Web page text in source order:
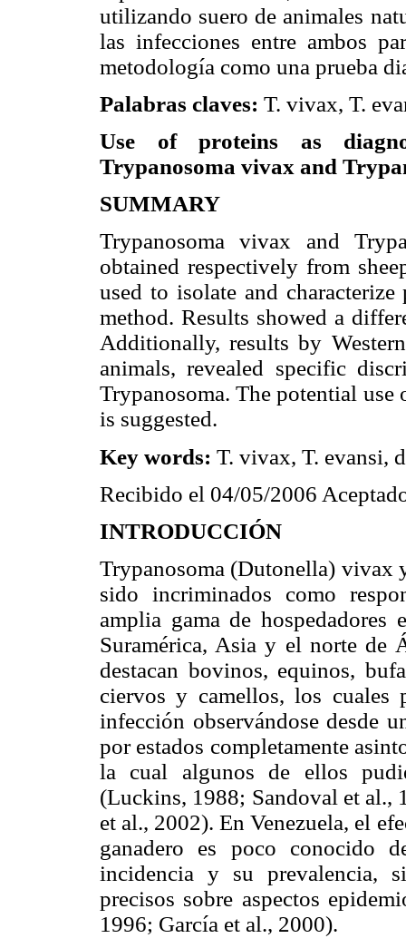
utilizando suero de animales
las infecciones entre ambos
metodología como una prueba
Palabras claves: T. vivax, T.
Use of proteins as
Trypanosoma vivax and
SUMMARY
Trypanosoma vivax and
obtained respectively from
used to isolate and
method. Results showed a
Additionally, results by
animals, revealed specific
Trypanosoma. The potential
is suggested.
Key words: T. vivax, T. evansi,
Recibido el 04/05/2006
INTRODUCCIÓN
Trypanosoma (Dutonella) vivax
sido incriminados como
amplia gama de hospedadores
Suramérica, Asia y el norte de
destacan bovinos, equinos,
ciervos y camellos, los cuales
infección observándose desde
por estados completamente
la cual algunos de ellos
(Luckins, 1988; Sandoval et al.,
et al., 2002). En Venezuela, el
ganadero es poco conocido
incidencia y su prevalencia,
precisos sobre aspectos
1996; García et al., 2000).